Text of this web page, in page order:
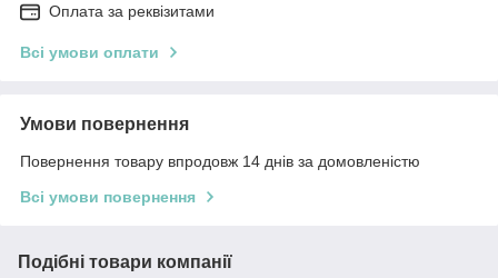
Оплата за реквізитами
Всі умови оплати
Умови повернення
Повернення товару впродовж 14 днів за домовленістю
Всі умови повернення
Подібні товари компанії